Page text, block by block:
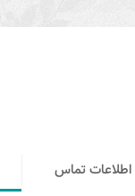
اطلاعات تماس